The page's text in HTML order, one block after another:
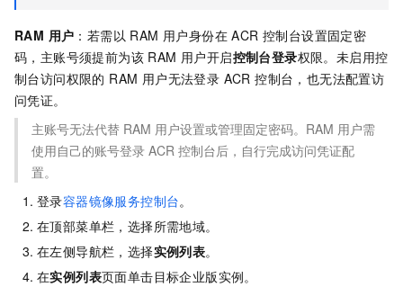
RAM 用户 ：若需以 RAM 用户身份在 ACR 控制台设置固定密
码，主账号须提前为该 RAM 用户开启控制台登录权限。未启用控
制台访问权限的 RAM 用户无法登录 ACR 控制台，也无法配置访
问凭证。
主账号无法代替 RAM 用户设置或管理固定密码。RAM 用户需
使用自己的账号登录 ACR 控制台后，自行完成访问凭证配
置。
登录容器镜像服务控制台。
在顶部菜单栏，选择所需地域。
在左侧导航栏，选择实例列表。
在实例列表页面单击目标企业版实例。